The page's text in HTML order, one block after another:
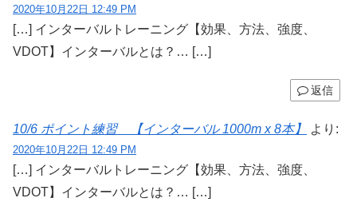
2020年10月22日 12:49 PM
[…] インターバルトレーニング【効果、方法、強度、
VDOT】インターバルとは？… […]
返信
10/6 ポイント練習 【インターバル 1000m x 8本】 より:
2020年10月22日 12:49 PM
[…] インターバルトレーニング【効果、方法、強度、
VDOT】インターバルとは？… […]